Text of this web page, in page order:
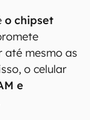
o chipset
até mesmo as
o celular
e